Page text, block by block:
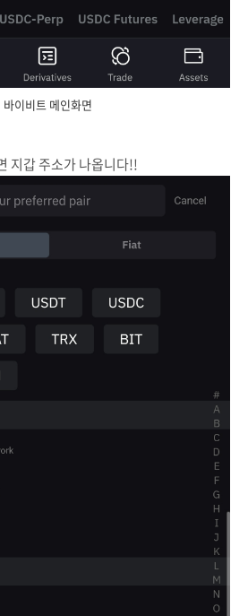
바이비트 메인화면
지갑 주소가 나옵니다!!